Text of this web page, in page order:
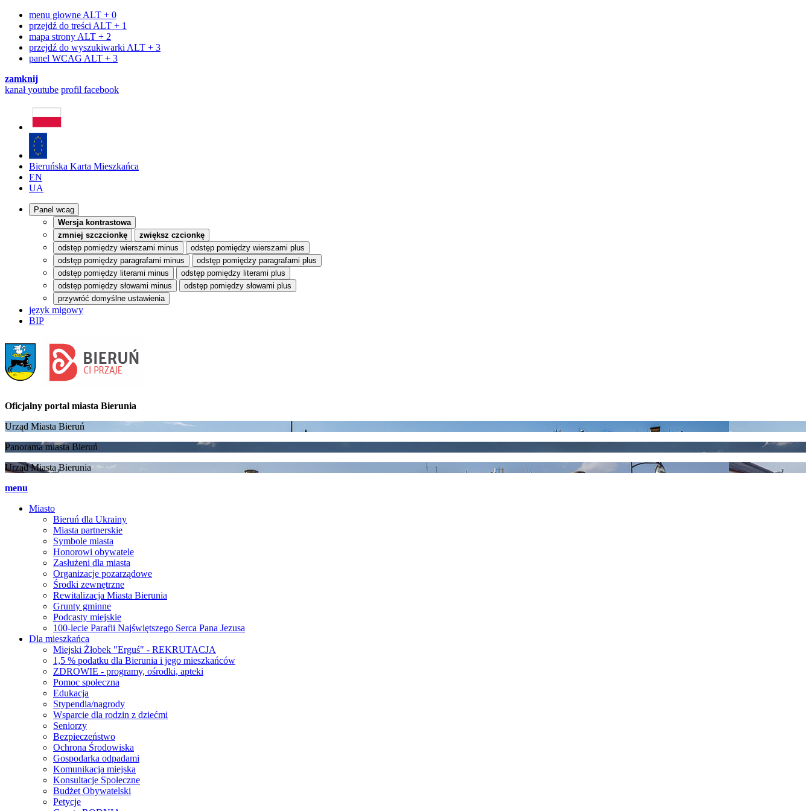
menu głowne ALT + 0
przejdź do treści ALT + 1
mapa strony ALT + 2
przejdź do wyszukiwarki ALT + 3
panel WCAG ALT + 3
zamknij
kanałyoutube profil facebook
Bieruńska Karta Mieszkańca
EN
UA
Panel wcag
Wersja kontrastowa
zmniej szczcionkę
zwiększ czcionkę
odstęp pomiędzy wierszami minus
odstęp pomiędzy wierszami plus
odstęp pomiędzy paragrafami minus
odstęp pomiędzy paragrafami plus
odstęp pomiędzy literami minus
odstęp pomiędzy literami plus
odstęp pomiędzy słowami minus
odstęp pomiędzy słowami plus
przywróć domyślne ustawienia
język migowy
BIP
Oficjalny portal miasta Bierunia
Urząd Miasta Bieruń
Panorama miasta Bieruń
Urząd Miasta Bierunia
menu
Miasto
Bieruń dla Ukrainy
Miasta partnerskie
Symbole miasta
Honorowi obywatele
Zasłużeni dla miasta
Organizacje pozarządowe
Środki zewnętrzne
Rewitalizacja Miasta Bierunia
Grunty gminne
Podcasty miejskie
100-lecie Parafii Najświętszego Serca Pana Jezusa
Dla mieszkańca
Miejski Żłobek "Erguś" - REKRUTACJA
1,5 % podatku dla Bierunia i jego mieszkańców
ZDROWIE - programy, ośrodki, apteki
Pomoc społeczna
Edukacja
Stypendia/nagrody
Wsparcie dla rodzin z dziećmi
Seniorzy
Bezpieczeństwo
Ochrona Środowiska
Gospodarka odpadami
Komunikacja miejska
Konsultacje Społeczne
Budżet Obywatelski
Petycje